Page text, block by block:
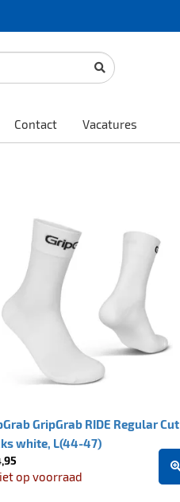
Contact Vacatures
GripGrab RIDE Regular Cut
white, L(44-47)
op voorraad